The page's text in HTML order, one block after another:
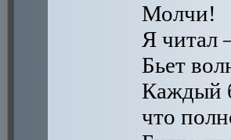
Молчи!
Я читал
Бьет
Каждый
что